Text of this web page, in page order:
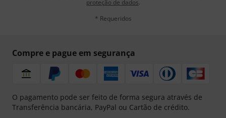
proteção de dados.
* Requeridos
Compre e pague em segurança
O pagamento pode ser feito de forma segura através de
Transferência bancária, PayPal ou Cartão de crédito.